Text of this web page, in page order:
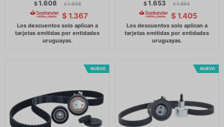
$1.608 $ 1.648
$ 1.367
$1.653 $ 1.694
$ 1.405